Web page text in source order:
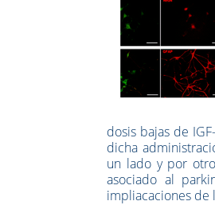
dosis bajas de
dicha
un lado y por
asociado al
impliacaciones de